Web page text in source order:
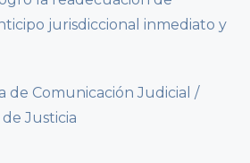
jurisdiccional inmediato y
de Comunicación Judicial /
Justicia